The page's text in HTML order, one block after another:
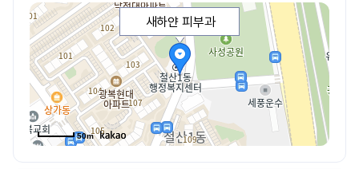
새하얀 피부과
50m